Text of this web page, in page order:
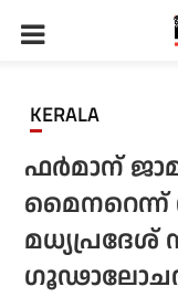
KERALA
ഫര്‍മാന്
മൈനറെന്ന്
മധ്യപ്രദേശ്